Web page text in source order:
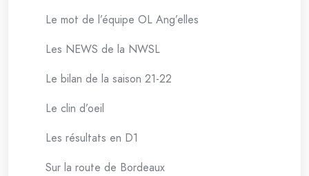
Le mot de l’équipe OL Ang’elles
Les NEWS de la NWSL
Le bilan de la saison 21-22
Le clin d’oeil
Les résultats en D1
Sur la route de Bordeaux